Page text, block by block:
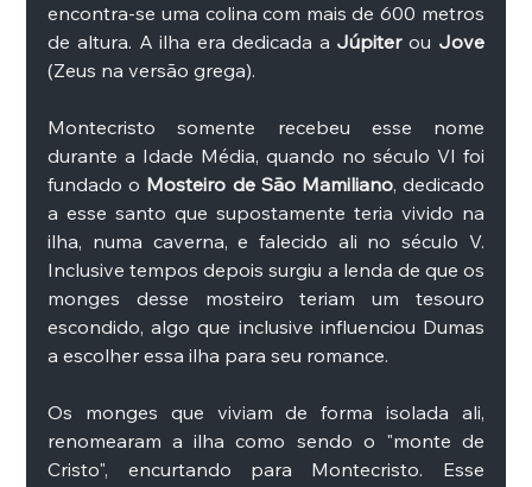
encontra-se uma colina com mais de 600 metros
de altura. A ilha era dedicada a Júpiter ou
Jove
(Zeus na versão grega).
Montecristo somente recebeu esse nome
durante a Idade Média, quando no século VI foi
fundado o Mosteiro de São Mamiliano, dedicado
a esse santo que supostamente teria vivido na
ilha, numa caverna, e falecido ali no século V.
Inclusive tempos depois surgiu a lenda de que os
monges desse mosteiro teriam um tesouro
escondido, algo que inclusive influenciou Dumas
a escolher essa ilha para seu romance.
Os monges que viviam de forma isolada ali,
renomearam a ilha como sendo o "monte de
Cristo", encurtando para Montecristo. Esse